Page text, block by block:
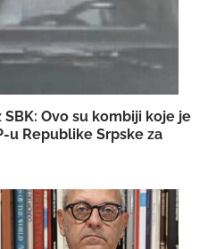
Ovo su kombiji koje je
u Republike Srpske za